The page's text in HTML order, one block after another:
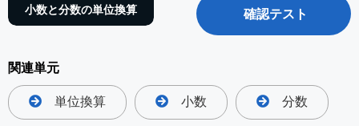
小数と分数の単位換算 確認テスト
関連単元
単位換算 小数 分数